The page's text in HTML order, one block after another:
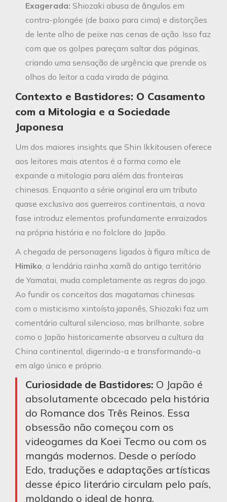
Exagerada: Shiozaki abusa de ângulos em
contra-plongée (de baixo para cima) e distorções
de lente olho de peixe nas cenas de ação. Isso faz
com que os golpes pareçam saltar das páginas,
criando uma sensação de urgência que prende os
olhos do leitor a cada virada de página.
Contexto e Bastidores: O Casamento
com a Mitologia e a Sociedade
Japonesa
Um dos maiores insights que Shin Ikkitousen oferece
aos leitores mais atentos é a forma como ele
expande a mitologia para além das fronteiras
chinesas. Enquanto a série original era um tributo
quase exclusivo aos guerreiros continentais, a nova
fase introduz elementos profundamente enraizados
na própria história e no folclore do Japão.
A chegada de personagens ligados à figura mítica de
Himiko, a lendária rainha xamã do antigo território
de Yamatai, muda completamente as regras do jogo.
Ao fundir os conceitos das magatamas chinesas
com o misticismo xintoísta japonês, Shiozaki faz um
comentário cultural silencioso, mas brilhante, sobre
como o Japão historicamente absorveu a cultura da
China continental, digerindo-a e transformando-a
em algo único e próprio.
Curiosidade de Bastidores: O Japão é
absolutamente obcecado pela história
do Romance dos Três Reinos. Essa
obsessão não começou com os
videogames da Koei Tecmo ou com os
mangás modernos. Desde o período
Edo, traduções e adaptações artísticas
desse épico literário circulam pelo país,
moldando o ideal de honra,